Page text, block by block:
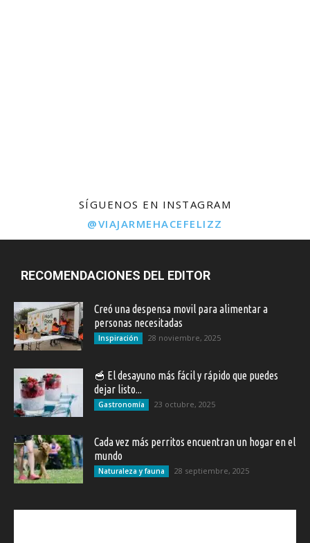
SÍGUENOS EN INSTAGRAM
@VIAJARMEHACEFELIZZ
RECOMENDACIONES DEL EDITOR
Creó una despensa movil para alimentar a
personas necesitadas
Inspiración 28 noviembre, 2025
🥣 El desayuno más fácil y rápido que puedes
dejar listo...
Gastronomía 23 octubre, 2025
Cada vez más perritos encuentran un hogar en el
mundo
Naturaleza y fauna 28 septiembre, 2025